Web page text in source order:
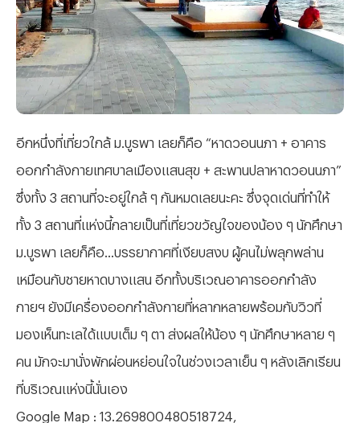
อีกหนึ่งที่เที่ยวใกล้ ม.บูรพา เลยก็คือ “หาดวอนนภา + อาคาร
ออกกำลังกายเทศบาลเมืองแสนสุข + สะพานปลาหาดวอนนภา”
ซึ่งทั้ง 3 สถานที่จะอยู่ใกล้ ๆ กันหมดเลยนะคะ ซึ่งจุดเด่นที่ทำให้
ทั้ง 3 สถานที่แห่งนี้กลายเป็นที่เที่ยวขวัญใจของน้อง ๆ นักศึกษา
ม.บูรพา เลยก็คือ...บรรยากาศที่เงียบสงบ ผู้คนไม่พลุกพล่าน
เหมือนกับชายหาดบางแสน อีกทั้งบริเวณอาคารออกกำลัง
กายฯ ยังมีเครื่องออกกำลังกายที่หลากหลายพร้อมกับวิวที่
มองเห็นทะเลได้แบบเต็ม ๆ ตา ส่งผลให้น้อง ๆ นักศึกษาหลาย ๆ
คน มักจะมานั่งพักผ่อนหย่อนใจในช่วงเวลาเย็น ๆ หลังเลิกเรียน
ที่บริเวณแห่งนี้นั่นเอง
Google Map : 13.269800480518724,